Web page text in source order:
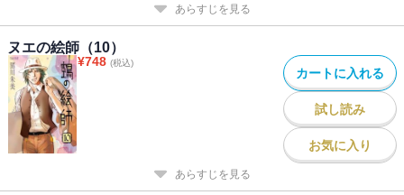
あらすじを見る
ヌエの絵師（10）
¥748 (税込)
カートに入れる
試し読み
お気に入り
あらすじを見る